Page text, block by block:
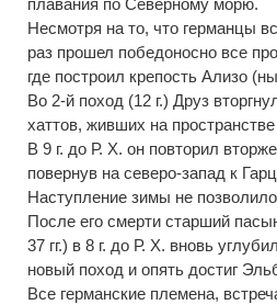
плавания по Северному морю.
Несмотря на то, что германцы
раз прошел победоносно все
где построил крепость Ализо
Во 2-й поход (12 г.) Друз
хаттов, живших на пространстве
В 9 г. до Р. Х. он повторил
повернув на северо-запад к
Наступление зимы не
После его смерти старший
37 гг.) в 8 г. до Р. Х. вновь
новый поход и опять достиг
Все германские племена, встре